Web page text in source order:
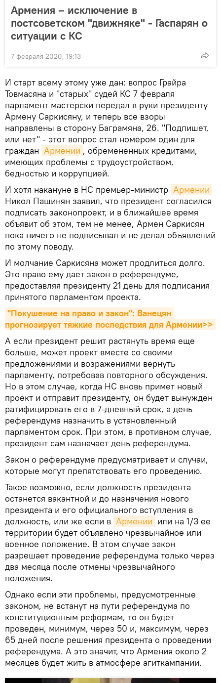
Армения – исключение в
постсоветском "движняке" - Гаспарян о
ситуации с КС
7 февраля 2020, 19:13
И старт всему этому уже дан: вопрос Грайра
Товмасяна и "старых" судей КС 7 февраля
парламент мастерски передал в руки президенту
Армену Саркисяну, и теперь все взоры
направлены в сторону Баграмяна, 26. "Подпишет,
или нет" - этот вопрос стал номером один для
граждан Армении , обремененных кредитами,
имеющих проблемы с трудоустройством,
бедностью и коррупцией.
И хотя накануне в НС премьер-министр Армении
Никол Пашинян заявил, что президент согласился
подписать законопроект, и в ближайшее время
объявит об этом, тем не менее, Армен Саркисян
пока ничего не подписывал и не делал объявлений
по этому поводу.
И молчание Саркисяна может продлиться долго.
Это право ему дает закон о референдуме,
предоставляя президенту 21 день для подписания
принятого парламентом проекта.
"Покушение на право и закон": Ванецян
прогнозирует тяжкие последствия для Армении>>
А если президент решит растянуть время еще
больше, может проект вместе со своими
предложениями и возражениями вернуть
парламенту, потребовав повторного обсуждения.
Но в этом случае, когда НС вновь примет новый
проект и отправит президенту, он будет вынужден
ратифицировать его в 7-дневный срок, а день
референдума назначить в установленный
парламентом срок. При этом, в противном случае,
президент сам назначает день референдума.
Закон о референдуме предусматривает и случаи,
которые могут препятствовать его проведению.
Такое возможно, если должность президента
останется вакантной и до назначения нового
президента и его официального вступления в
должность, или же если в Армении или на 1/3 ее
территории будет объявлено чрезвычайное или
военное положение. В этом случае закон
разрешает проведение референдума только через
два месяца после отмены чрезвычайного
положения.
Однако если эти проблемы, предусмотренные
законом, не встанут на пути референдума по
конституционным реформам, то он будет
проведен, минимум, через 50 и, максимум, через
65 дней после решения президента о проведении
референдума. А это значит, что Армения около 2
месяцев будет жить в атмосфере агиткампании.